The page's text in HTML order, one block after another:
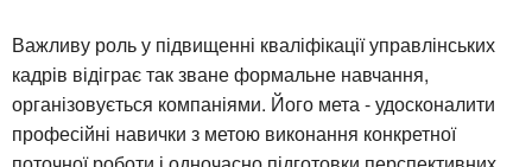
Важливу роль у підвищенні кваліфікації управлінських
кадрів відіграє так зване формальне навчання,
організовується компаніями. Його мета - удосконалити
професійні навички з метою виконання конкретної